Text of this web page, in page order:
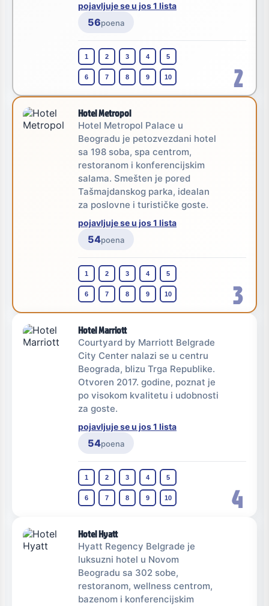
2
pojavljuje se u jos 1 lista
56poena
1 2 3 4 5
6 7 8 9 10
3
Hotel Metropol
Hotel Metropol Palace u
Beogradu je petozvezdani hotel
sa 198 soba, spa centrom,
restoranom i konferencijskim
salama. Smešten je pored
Tašmajdanskog parka, idealan
za poslovne i turističke goste.
pojavljuje se u jos 1 lista
54poena
1 2 3 4 5
6 7 8 9 10
4
Hotel Marriott
Courtyard by Marriott Belgrade
City Center nalazi se u centru
Beograda, blizu Trga Republike.
Otvoren 2017. godine, poznat je
po visokom kvalitetu i udobnosti
za goste.
pojavljuje se u jos 1 lista
54poena
1 2 3 4 5
6 7 8 9 10
Hotel Hyatt
Hyatt Regency Belgrade je
luksuzni hotel u Novom
Beogradu sa 302 sobe,
restoranom, wellness centrom,
bazenom i konferencijskim